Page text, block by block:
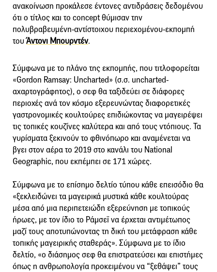
ανακοίνωση προκάλεσε έντονες αντιδράσεις δεδομένου
ότι ο τίτλος και το concept θύμισαν την
πολυβραβευμένη-αντίστοιχου περιεχομένου-εκπομπή
τουΆντονι Μπουρντέν.
Σύμφωνα με το πλάνο της εκπομπής, που τιτλοφορείται
«Gordon Ramsay: Uncharted» (σ.σ. uncharted-
αχαρτογράφητος), ο σεφ θα ταξιδεύει σε διάφορες
περιοχές ανά τον κόσμο εξερευνώντας διαφορετικές
γαστρονομικές κουλτούρες επιδιώκοντας να μαγειρέψει
τις τοπικές κουζίνες καλύτερα και από τους ντόπιους. Τα
γυρίσματα ξεκινούν το φθινόπωρο και αναμένεται να
βγει στον αέρα το 2019 στο κανάλι του National
Geographic, που εκπέμπει σε 171 χώρες.
Σύμφωνα με το επίσημο δελτίο τύπου κάθε επεισόδιο θα
«ξεκλειδώνει τα μαγειρικά μυστικά κάθε κουλτούρας
μέσα από μια περιπετειώδη εξερεύνηση με τοπικούς
ήρωες, με τον ίδιο το Ράμσεϊ να έρχεται αντιμέτωπος
μαζί τους αποτυπώνοντας τη δική του μετάφραση κάθε
τοπικής μαγειρικής σταθεράς». Σύμφωνα με το ίδιο
δελτίο, «ο διάσημος σεφ θα επιστρατεύσει και επιστήμες
όπως η ανθρωπολογία προκειμένου να “ξεθάψει” τους